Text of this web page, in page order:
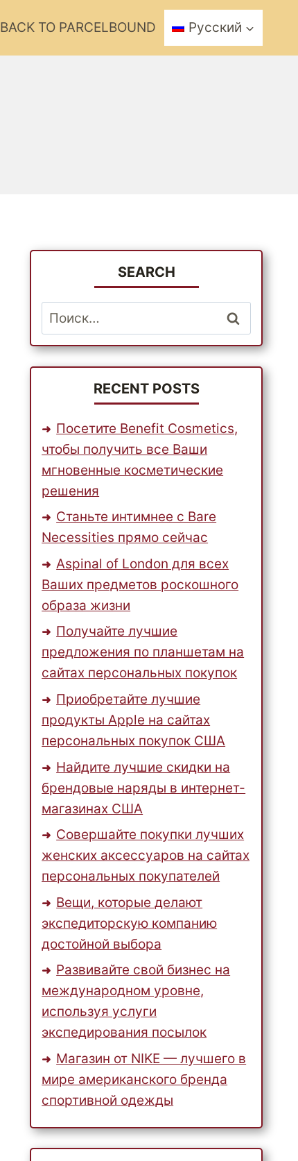
BACK TO PARCELBOUND Русский
SEARCH
Найти:
RECENT POSTS
Посетите Benefit Cosmetics,
чтобы получить все Ваши
мгновенные косметические
решения
Станьте интимнее с Bare
Necessities прямо сейчас
Aspinal of London для всех
Ваших предметов роскошного
образа жизни
Получайте лучшие
предложения по планшетам на
сайтах персональных покупок
Приобретайте лучшие
продукты Apple на сайтах
персональных покупок США
Найдите лучшие скидки на
брендовые наряды в интернет-
магазинах США
Совершайте покупки лучших
женских аксессуаров на сайтах
персональных покупателей
Вещи, которые делают
экспедиторскую компанию
достойной выбора
Развивайте свой бизнес на
международном уровне,
используя услуги
экспедирования посылок
Магазин от NIKE — лучшего в
мире американского бренда
спортивной одежды